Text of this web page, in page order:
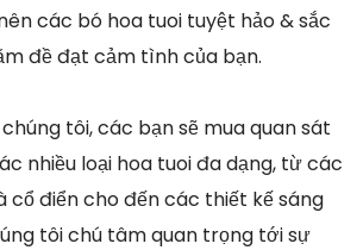
các bó hoa tuoi tuyệt hảo & sắc
đề đạt cảm tình của bạn.
tôi, các bạn sẽ mua quan sát
nhiều loại hoa tuoi đa dạng, từ các
cổ điển cho đến các thiết kế sáng
tôi chú tâm quan trọng tới sự